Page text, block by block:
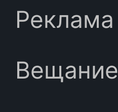
Реклама
Вещание